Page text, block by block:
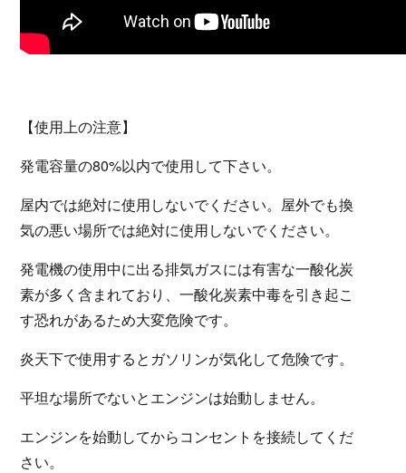
【使用上の注意】
発電容量の80%以内で使用して下さい。
屋内では絶対に使用しないでください。屋外でも換
気の悪い場所では絶対に使用しないでください。
発電機の使用中に出る排気ガスには有害な一酸化炭
素が多く含まれており、一酸化炭素中毒を引き起こ
す恐れがあるため大変危険です。
炎天下で使用するとガソリンが気化して危険です。
平坦な場所でないとエンジンは始動しません。
エンジンを始動してからコンセントを接続してくだ
さい。